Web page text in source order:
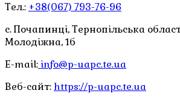
Тел.: +38(067) 793-76-96
с. Почапинці, Тернопільська
Молодіжна, 1б
E-mail: info@p-uapc.te.ua
Веб-сайт: https://p-uapc.te.ua